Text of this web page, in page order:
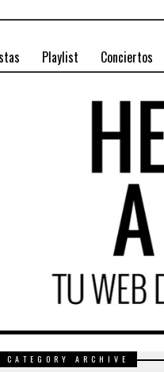
Playlist Conciertos
CATEGORY ARCHIVE